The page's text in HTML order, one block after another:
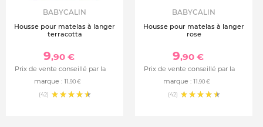
BABYCALIN
Housse pour matelas à langer
terracotta
9,90 €
Prix de vente conseillé par la
marque : 11,90 €
(42)
BABYCALIN
Housse pour matelas à langer
rose
9,90 €
Prix de vente conseillé par la
marque : 11,90 €
(42)